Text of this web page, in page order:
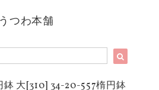
うつわ本舗
鉢 大[310] 34-20-557楕円鉢